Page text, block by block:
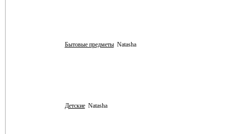
Бытовые предметы Natasha
Детские Natasha